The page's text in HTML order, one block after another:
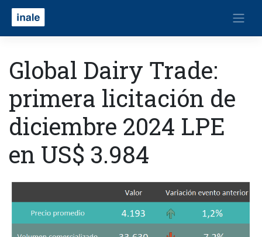
Global Dairy Trade:
primera licitación de
diciembre 2024 LPE
en US$ 3.984